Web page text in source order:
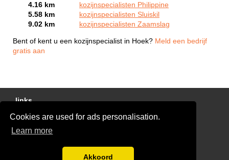
Cookies are used for ads personalisation.
Learn more
Akkoord
4.16 km
kozijnspecialisten Philippine
5.58 km
kozijnspecialisten Sluiskil
9.02 km
kozijnspecialisten Zaamslag
Bent of kent u een kozijnspecialist in Hoek? Meld een bedrijf
gratis aan
links
Gratis Offertes Vergelijken
Disclaimer